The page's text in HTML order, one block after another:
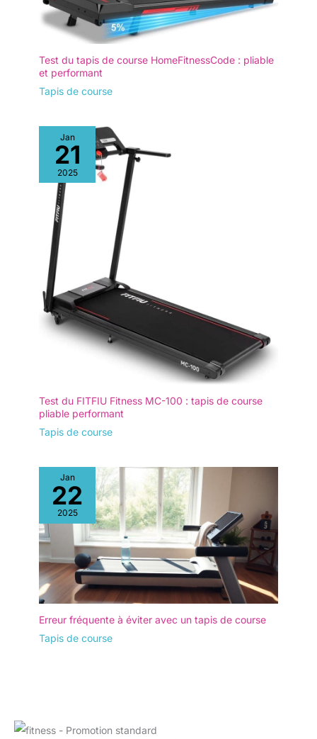
Test du tapis de course HomeFitnessCode : pliable
et performant
Tapis de course
Jan
21
2025
Test du FITFIU Fitness MC-100 : tapis de course
pliable performant
Tapis de course
Jan
22
2025
Erreur fréquente à éviter avec un tapis de course
Tapis de course